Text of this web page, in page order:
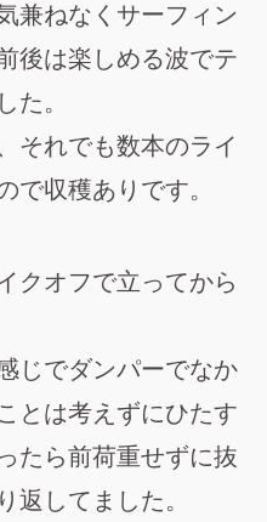
兼ねなくサーフィン
後は楽しめる波でテ
た。
それでも数本のライ
で収穫ありです。
クオフで立ってから
じでダンパーでなか
とは考えずにひたす
たら前荷重せずに抜
返してました。